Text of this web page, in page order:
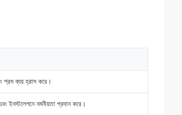
শ্রম ব্যয় হ্রাস করে।
ইনস্টলেশনে নমনীয়তা প্রদান করে।